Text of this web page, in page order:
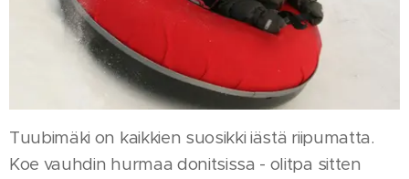
Tuubimäki on kaikkien suosikki iästä riipumatta.
Koe vauhdin hurmaa donitsissa - olitpa sitten